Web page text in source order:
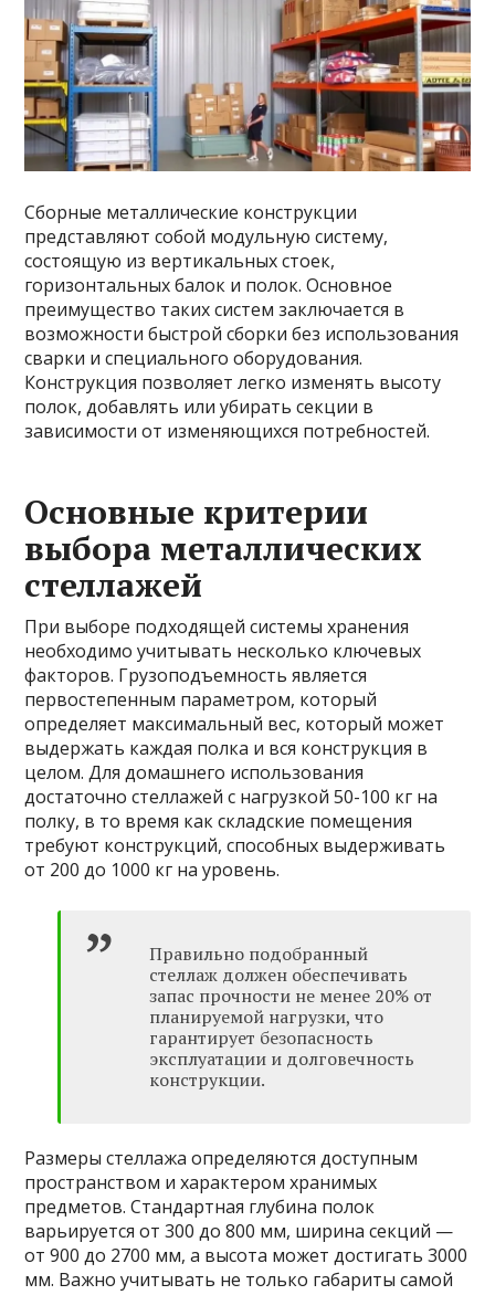
Сборные металлические конструкции
представляют собой модульную систему,
состоящую из вертикальных стоек,
горизонтальных балок и полок. Основное
преимущество таких систем заключается в
возможности быстрой сборки без использования
сварки и специального оборудования.
Конструкция позволяет легко изменять высоту
полок, добавлять или убирать секции в
зависимости от изменяющихся потребностей.
Основные критерии
выбора металлических
стеллажей
При выборе подходящей системы хранения
необходимо учитывать несколько ключевых
факторов. Грузоподъемность является
первостепенным параметром, который
определяет максимальный вес, который может
выдержать каждая полка и вся конструкция в
целом. Для домашнего использования
достаточно стеллажей с нагрузкой 50-100 кг на
полку, в то время как складские помещения
требуют конструкций, способных выдерживать
от 200 до 1000 кг на уровень.
Правильно подобранный
стеллаж должен обеспечивать
запас прочности не менее 20% от
планируемой нагрузки, что
гарантирует безопасность
эксплуатации и долговечность
конструкции.
Размеры стеллажа определяются доступным
пространством и характером хранимых
предметов. Стандартная глубина полок
варьируется от 300 до 800 мм, ширина секций —
от 900 до 2700 мм, а высота может достигать 3000
мм. Важно учитывать не только габариты самой